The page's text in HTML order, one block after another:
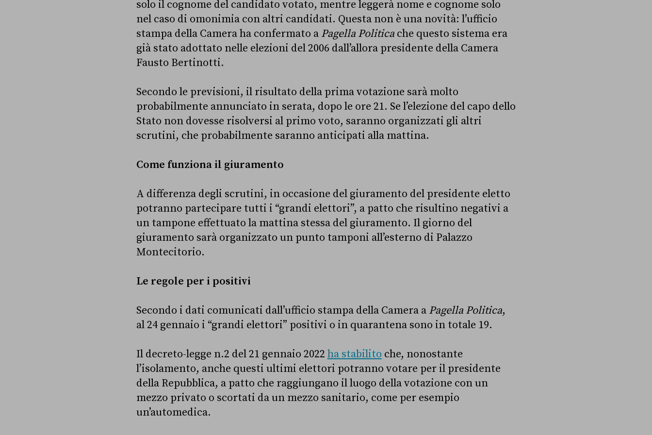
solo il cognome del candidato votato, mentre leggerà nome e cognome solo
nel caso di omonimia con altri candidati. Questa non è una novità: l’ufficio
stampa della Camera ha confermato a Pagella Politicache questo sistema era
già stato adottato nelle elezioni del 2006 dall’allora presidente della Camera
Fausto Bertinotti.
Secondo le previsioni, il risultato della prima votazione sarà molto
probabilmente annunciato in serata, dopo le ore 21. Se l’elezione del capo dello
Stato non dovesse risolversi al primo voto, saranno organizzati gli altri
scrutini, che probabilmente saranno anticipati alla mattina.
Come funziona il giuramento
A differenza degli scrutini, in occasione del giuramento del presidente eletto
potranno partecipare tutti i “grandi elettori”, a patto che risultino negativi a
un tampone effettuato la mattina stessa del giuramento. Il giorno del
giuramento sarà organizzato un punto tamponi all’esterno di Palazzo
Montecitorio.
Le regole per i positivi
Secondo i dati comunicati dall’ufficio stampa della Camera a Pagella Politica,
al 24 gennaio i “grandi elettori” positivi o in quarantena sono in totale 19.
Il decreto-legge n.2 del 21 gennaio 2022 ha stabilito che, nonostante
l’isolamento, anche questi ultimi elettori potranno votare per il presidente
della Repubblica, a patto che raggiungano il luogo della votazione con un
mezzo privato o scortati da un mezzo sanitario, come per esempio
un’automedica.